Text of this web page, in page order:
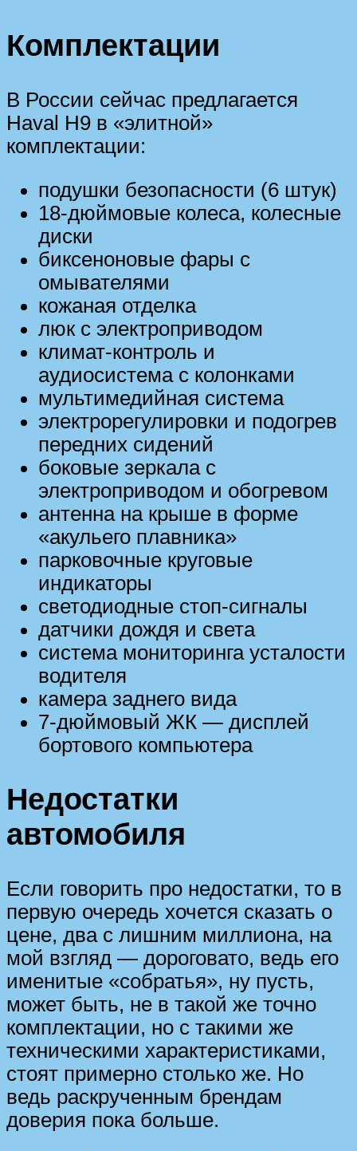
Комплектации
В России сейчас предлагается
Haval H9 в «элитной»
комплектации:
подушки безопасности (6 штук)
18-дюймовые колеса, колесные
диски
биксеноновые фары с
омывателями
кожаная отделка
люк с электроприводом
климат-контроль и
аудиосистема с колонками
мультимедийная система
электрорегулировки и подогрев
передних сидений
боковые зеркала с
электроприводом и обогревом
антенна на крыше в форме
«акульего плавника»
парковочные круговые
индикаторы
светодиодные стоп-сигналы
датчики дождя и света
система мониторинга усталости
водителя
камера заднего вида
7-дюймовый ЖК — дисплей
бортового компьютера
Недостатки
автомобиля
Если говорить про недостатки, то в
первую очередь хочется сказать о
цене, два с лишним миллиона, на
мой взгляд — дороговато, ведь его
именитые «собратья», ну пусть,
может быть, не в такой же точно
комплектации, но с такими же
техническими характеристиками,
стоят примерно столько же. Но
ведь раскрученным брендам
доверия пока больше.